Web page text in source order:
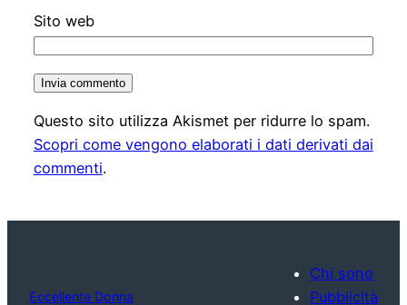
Sito web
Questo sito utilizza Akismet per ridurre lo spam.
Scopri come vengono elaborati i dati derivati dai
commenti.
Eccellente Donna
Chi sono
Pubblicità